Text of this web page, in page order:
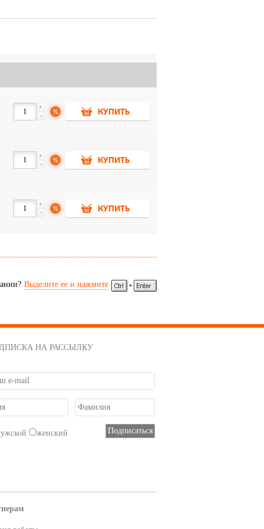
-
+
% КУПИТЬ
-
+
% КУПИТЬ
-
+
% КУПИТЬ
Выделите ее и нажмите
НА РАССЫЛКУ
женский